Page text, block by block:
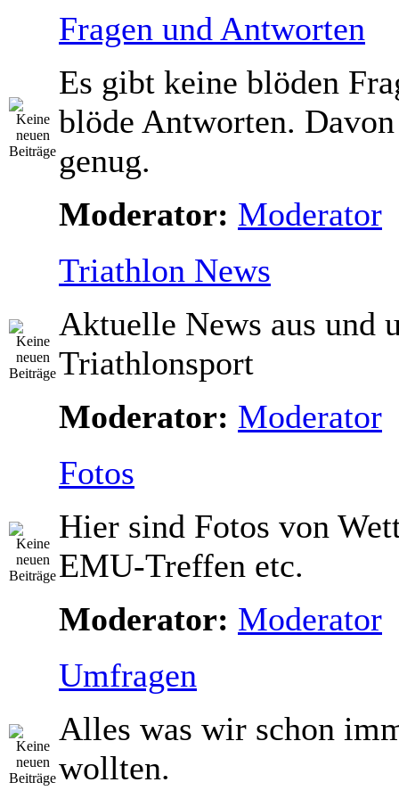
Fragen und Antworten
Es gibt keine blöden
blöde Antworten.
genug.
Moderator: Moderator
Triathlon News
Aktuelle News aus und
Triathlonsport
Moderator: Moderator
Fotos
Hier sind Fotos von
EMU-Treffen etc.
Moderator: Moderator
Umfragen
Alles was wir schon
wollten.